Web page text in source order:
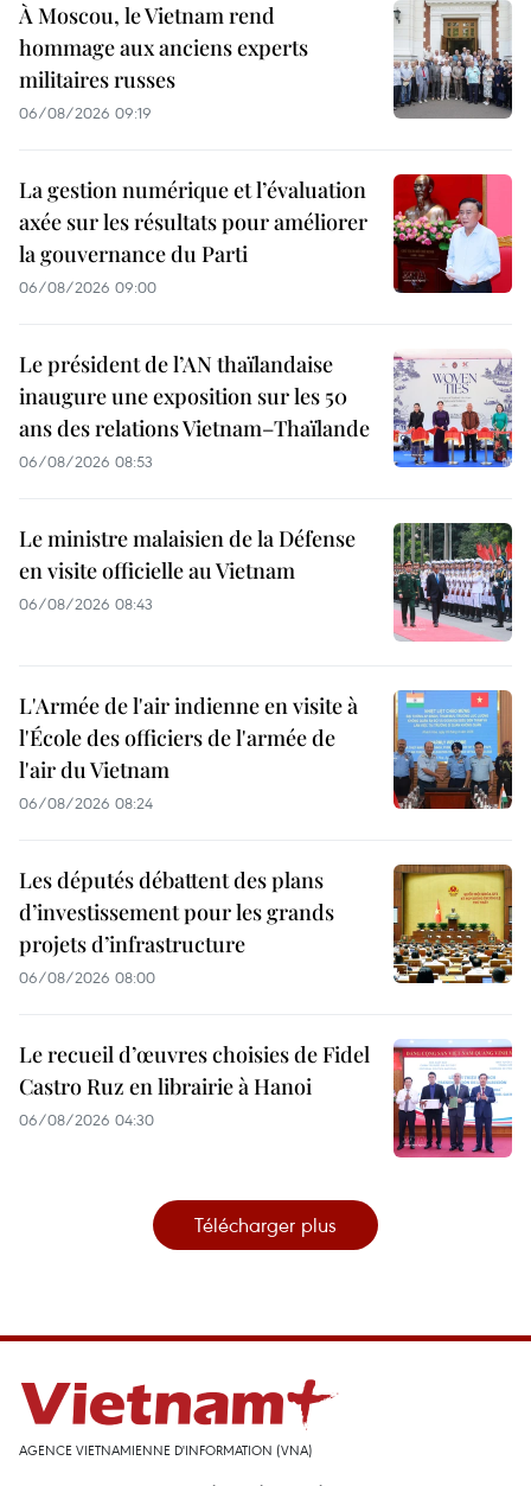
À Moscou, le Vietnam rend
hommage aux anciens experts
militaires russes
06/08/2026 09:19
La gestion numérique et l’évaluation
axée sur les résultats pour améliorer
la gouvernance du Parti
06/08/2026 09:00
Le président de l’AN thaïlandaise
inaugure une exposition sur les 50
ans des relations Vietnam–Thaïlande
06/08/2026 08:53
Le ministre malaisien de la Défense
en visite officielle au Vietnam
06/08/2026 08:43
L'Armée de l'air indienne en visite à
l'École des officiers de l'armée de
l'air du Vietnam
06/08/2026 08:24
Les députés débattent des plans
d’investissement pour les grands
projets d’infrastructure
06/08/2026 08:00
Le recueil d’œuvres choisies de Fidel
Castro Ruz en librairie à Hanoi
06/08/2026 04:30
Télécharger plus
AGENCE VIETNAMIENNE D'INFORMATION (VNA)